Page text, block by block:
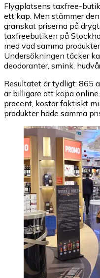
Flygplatsens taxfree-
ett kap. Men stämmer
granskat priserna på
taxfreebutiken på
med vad samma
Undersökningen täcker
deodoranter, smink,
Resultatet är tydligt: 865
är billigare att köpa
procent, kostar faktiskt
produkter hade samma